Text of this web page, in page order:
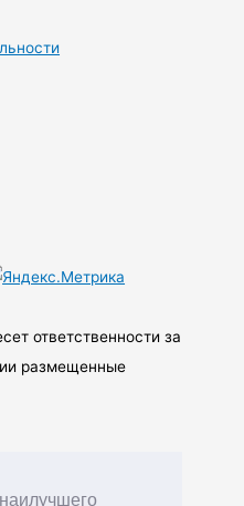
ответственности за
размещенные